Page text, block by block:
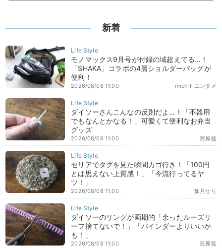
新着
モノマックス9月号が付録の域超えてる…！
「SHAKA」コラボの4層ショルダーバッグが
便利！
michill エンタメ
2026/08/08 11:00
ダイソーさんこんなの反則だよ…！「不器用
でもなんとかなる！」可愛くて便利なお弁当
グッズ
海原藍
2026/08/08 11:00
セリアでタグを見た瞬間カゴ行き！「100円
とは思えない上質感！」「今流行ってるヤ
ツ！」
如月せり
2026/08/08 11:00
ダイソーのリングが画期的「余ったルーズリ
ーフ捨てないで！」「バインダーよりいいか
も！」
海原藍
2026/08/08 11:00